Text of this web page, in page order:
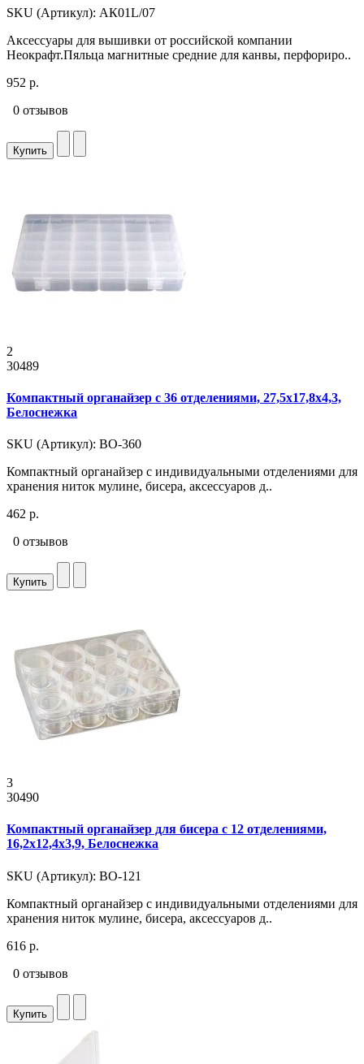
SKU (Артикул): АК01L/07
Аксессуары для вышивки от российской компании
Неокрафт.Пяльца магнитные средние для канвы, перфориро..
952 р.
0 отзывов
Купить
2
30489
Компактный органайзер с 36 отделениями, 27,5x17,8x4,3,
Белоснежка
SKU (Артикул): ВО-360
Компактный органайзер с индивидуальными отделениями для
хранения ниток мулине, бисера, аксессуаров д..
462 р.
0 отзывов
Купить
3
30490
Компактный органайзер для бисера с 12 отделениями,
16,2x12,4x3,9, Белоснежка
SKU (Артикул): ВО-121
Компактный органайзер с индивидуальными отделениями для
хранения ниток мулине, бисера, аксессуаров д..
616 р.
0 отзывов
Купить